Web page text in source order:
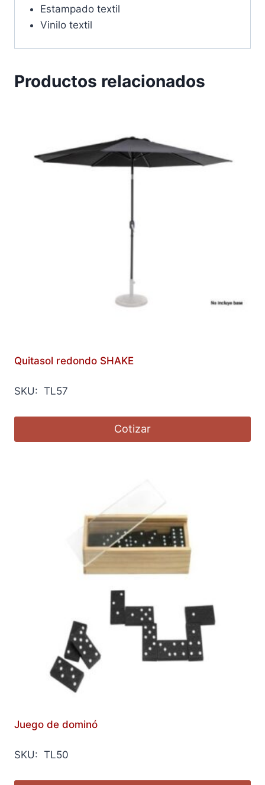
Estampado textil
Vinilo textil
Productos relacionados
Quitasol redondo SHAKE
SKU: TL57
Cotizar
Juego de dominó
SKU: TL50